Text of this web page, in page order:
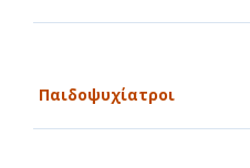
Παιδοψυχίατροι